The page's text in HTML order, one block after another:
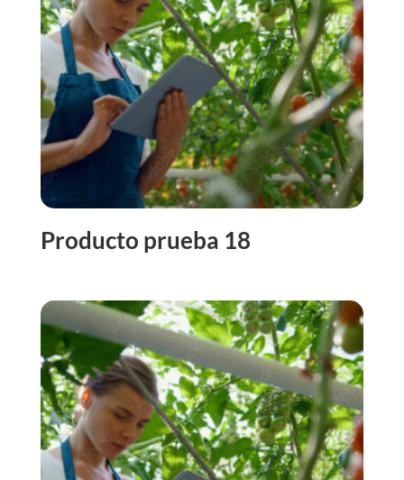
Producto prueba 18